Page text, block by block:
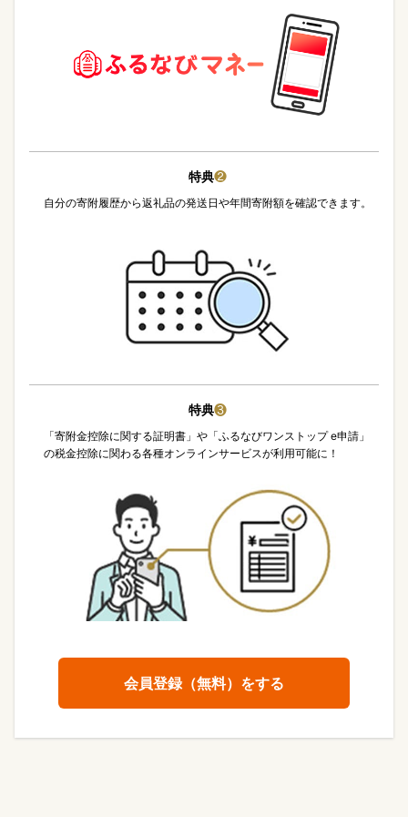
特典❷
自分の寄附履歴から返礼品の発送日や年間寄附額を確認できます。
特典❸
「寄附金控除に関する証明書」や「ふるなびワンストップ e申請」
の税金控除に関わる各種オンラインサービスが利用可能に！
会員登録（無料）をする